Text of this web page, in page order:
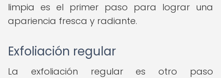
limpia es el primer paso para lograr una
apariencia fresca y radiante.
Exfoliación regular
La exfoliación regular es otro paso